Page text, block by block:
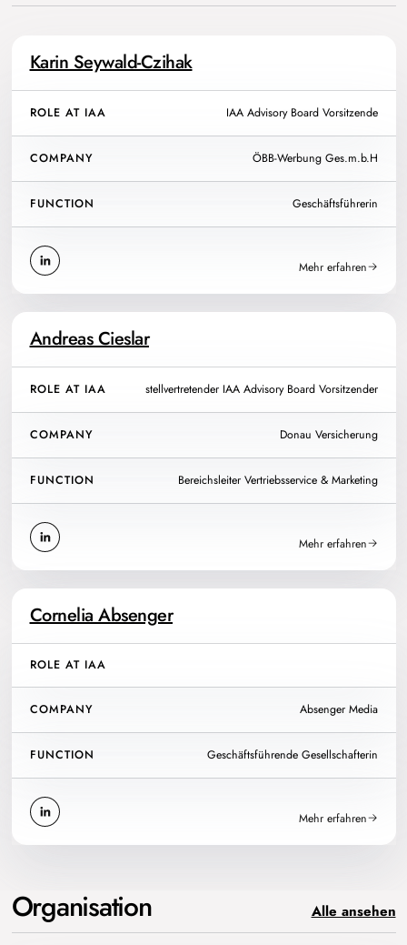
Karin Seywald-Czihak
ROLE AT IAA IAA Advisory Board Vorsitzende
COMPANY ÖBB-Werbung Ges.m.b.H
FUNCTION Geschäftsführerin
Mehr erfahren
Andreas Cieslar
ROLE AT IAA stellvertretender IAA Advisory Board Vorsitzender
COMPANY Donau Versicherung
FUNCTION Bereichsleiter Vertriebsservice & Marketing
Mehr erfahren
Cornelia Absenger
ROLE AT IAA
COMPANY Absenger Media
FUNCTION Geschäftsführende Gesellschafterin
Mehr erfahren
Organisation Alle ansehen